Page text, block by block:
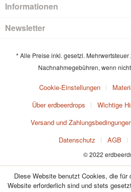
Informationen
Newsletter
* Alle Preise inkl. gesetzl. Mehrwertsteuer
Nachnahmegebühren, wenn
Cookie-Einstellungen
Über erdbeerdrops
Wichtige
Versand und
Datenschutz
AGB
© 2022
Diese Website benutzt Cookies, die für
Website erforderlich sind und stets